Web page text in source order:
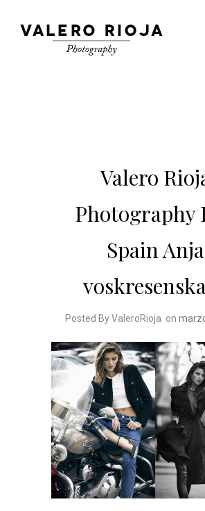
Valero
Photography
Spain Anja
Posted By ValeroRioja on